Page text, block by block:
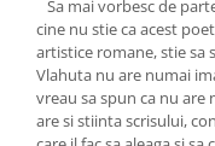
Sa mai vorbesc de
cine nu stie ca acest
artistice romane, stie sa
Vlahuta nu are numai
vreau sa spun ca nu are
are si stiinta scrisului,